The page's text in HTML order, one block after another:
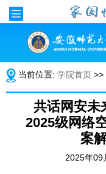
当前位置: 学院首页 >>
共话网安
2025级网络
案
2025年